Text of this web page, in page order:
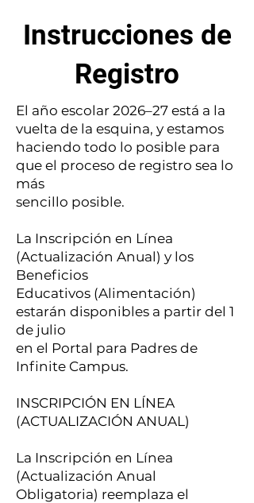
Instrucciones de
Registro
El año escolar 2026–27 está a la
vuelta de la esquina, y estamos
haciendo todo lo posible para
que el proceso de registro sea lo
más
sencillo posible.
La Inscripción en Línea
(Actualización Anual) y los
Beneficios
Educativos (Alimentación)
estarán disponibles a partir del 1
de julio
en el Portal para Padres de
Infinite Campus.
INSCRIPCIÓN EN LÍNEA
(ACTUALIZACIÓN ANUAL)
La Inscripción en Línea
(Actualización Anual
Obligatoria) reemplaza el